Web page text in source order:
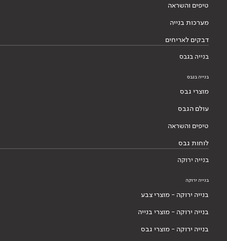
טיפים והשראה
מערכות בנייה
דבקים לאריחים
בנייה בגבס
בנייה בגבס
מוצרי גבס
עולם הגבס
טיפים והשראה
לוחות גבס
בנייה ירוקה
בנייה ירוקה
בנייה ירוקה - מוצרי צבע
בנייה ירוקה - מוצרי בנייה
בנייה ירוקה - מוצרי גבס